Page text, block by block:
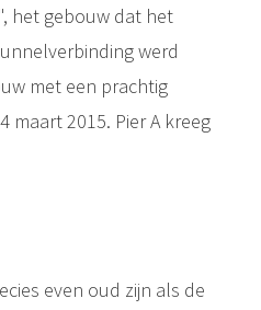
het gebouw dat het
werd
met een prachtig
2015. Pier A kreeg
even oud zijn als de